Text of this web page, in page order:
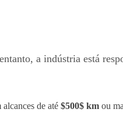
a indústria está
de até $500$ km ou